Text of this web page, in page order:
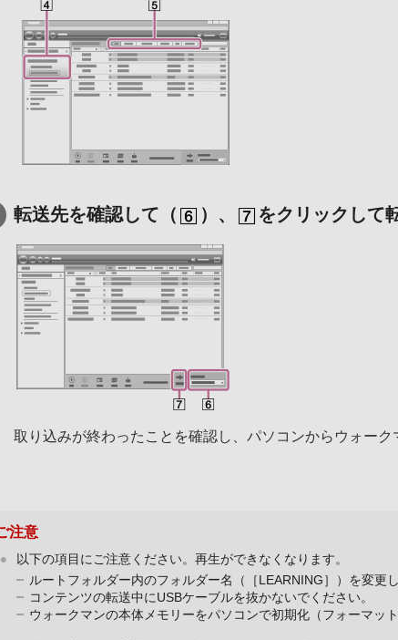
転送先を確認して（ ）、 をクリックして
取り込みが終わったことを確認し、パソコンからウォーク
注意
以下の項目にご注意ください。再生ができなくなります。
ルートフォルダー内のフォルダー名（［LEARNING］）を変更
コンテンツの転送中にUSBケーブルを抜かないでください。
ウォークマンの本体メモリーをパソコンで初期化（フォーマッ